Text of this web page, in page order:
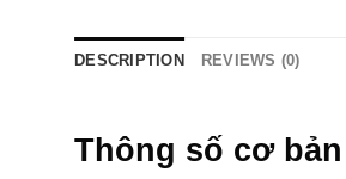
DESCRIPTION REVIEWS (0)
Thông số cơ bản